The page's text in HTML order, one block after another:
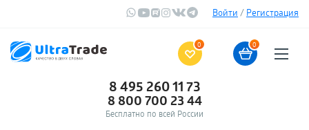
Войти / Регистрация
0 0
8 495 260 11 73
8 800 700 23 44
Бесплатно по всей России